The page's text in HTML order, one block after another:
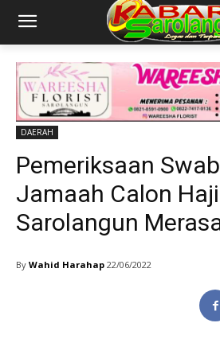
DAERAH
Pemeriksaan
Jamaah Calon Haji
Sarolangun
By Wahid Harahap 22/06/2022